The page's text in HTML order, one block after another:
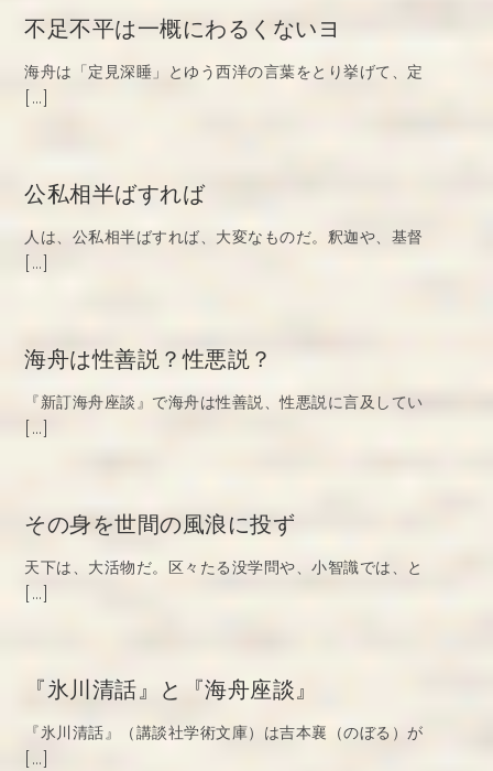
不足不平は一概にわるくないヨ
海舟は「定見深睡」とゆう西洋の言葉をとり挙げて、定
[…]
公私相半ばすれば
人は、公私相半ばすれば、大変なものだ。釈迦や、基督
[…]
海舟は性善説？性悪説？
『新訂海舟座談』で海舟は性善説、性悪説に言及してい
[…]
その身を世間の風浪に投ず
天下は、大活物だ。区々たる没学問や、小智識では、と
[…]
『氷川清話』と『海舟座談』
『氷川清話』（講談社学術文庫）は吉本襄（のぼる）が
[…]